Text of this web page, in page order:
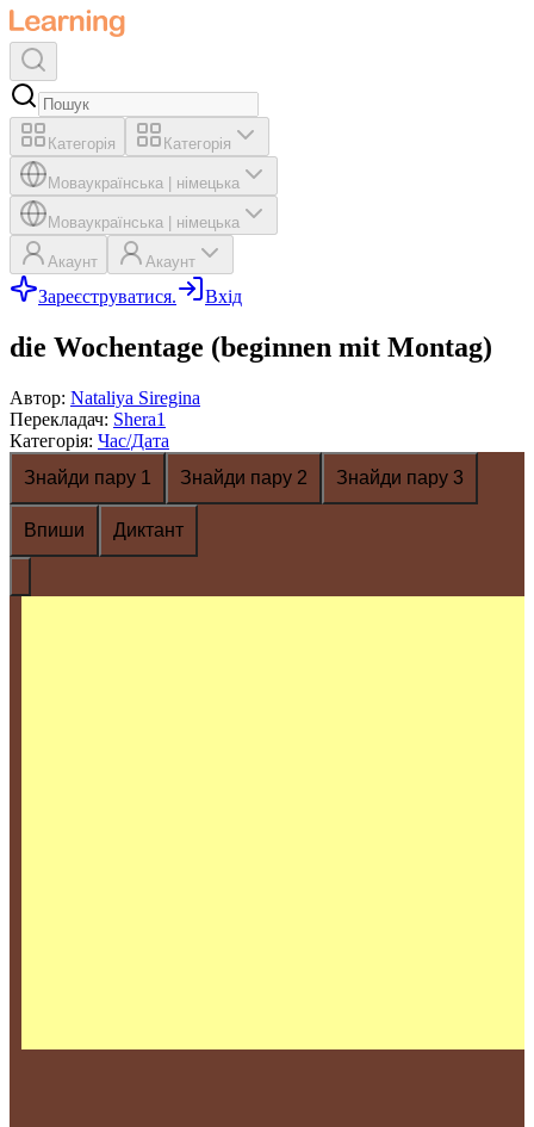
Категорія Категорія
Моваукраїнська німецька
Моваукраїнська німецька
Акаунт Акаунт
Зареєструватися. Вхід
die Wochentage (beginnen mit Montag)
Автор: Nataliya Siregina
Перекладач: Shera1
Категорія: Час/Дата
Знайди пару 1
Знайди пару 2 Знайди пару 3
Впиши Диктант